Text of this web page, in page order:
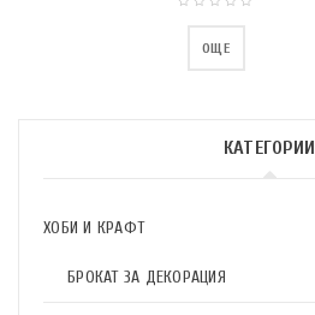
КАТЕГОРИИ
ХОБИ И КРАФТ
БРОКАТ ЗА ДЕКОРАЦИЯ
ОЩЕ